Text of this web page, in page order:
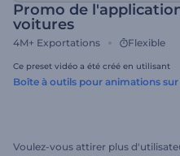
Promo de
voitures
4M+ Exportations Flexible
Ce preset vidéo a été créé en utilisant
Boîte à outils pour animations
Voulez-vous attirer plus